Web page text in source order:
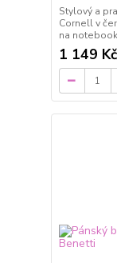
Stylový a
Cornell v
na
1 149 Kč